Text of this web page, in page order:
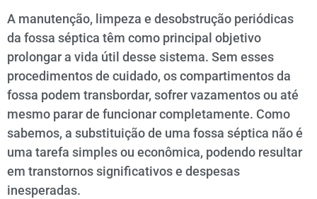
A manutenção, limpeza e desobstrução periódicas
da fossa séptica têm como principal objetivo
prolongar a vida útil desse sistema. Sem esses
procedimentos de cuidado, os compartimentos da
fossa podem transbordar, sofrer vazamentos ou até
mesmo parar de funcionar completamente. Como
sabemos, a substituição de uma fossa séptica não é
uma tarefa simples ou econômica, podendo resultar
em transtornos significativos e despesas
inesperadas.